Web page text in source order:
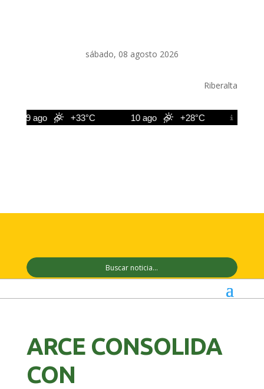
sábado, 08 agosto 2026
Riberalta
9 ago +33°C 10 ago +28°C 11 ago
ARCE CONSOLIDA
CON